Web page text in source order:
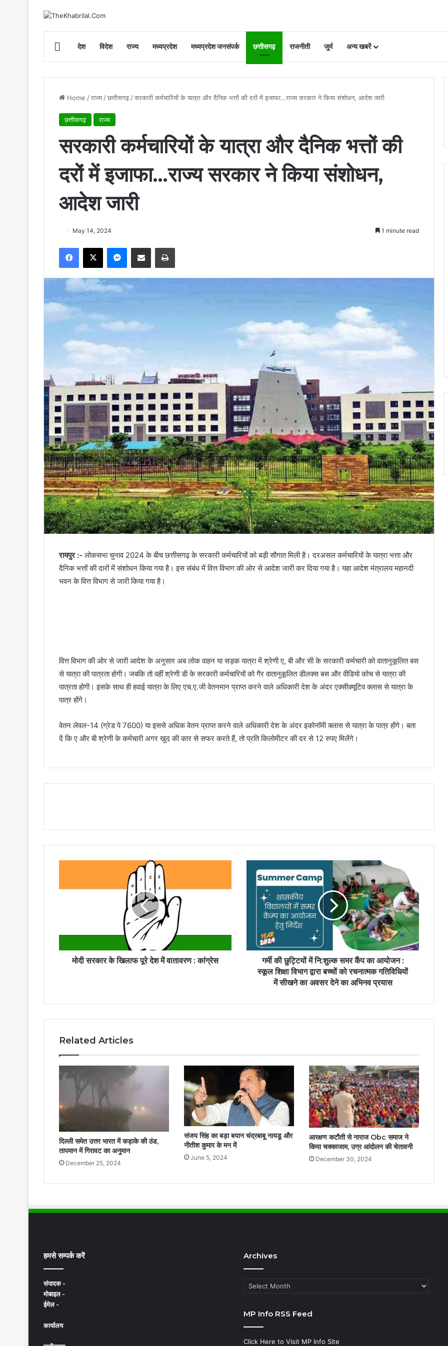
Homeदेश विदेश राज्य मध्यप्रदेश मध्यप्रदेश जनसंपर्क छत्तीसगढ़ राजनीती जुर्म अन्य खबरें
Home /राज्य /छत्तीसगढ़ /सरकारी कर्मचारियों के यात्रा और दैनिक भत्तों की दरों में इजाफा…राज्य सरकार ने किया संशोधन, आदेश जारी
छत्तीसगढ़ राज्य
सरकारी कर्मचारियों के यात्रा और दैनिक भत्तों की
दरों में इजाफा…राज्य सरकार ने किया संशोधन,
आदेश जारी
May 14, 2024 1 minute read
रायपुर :-लोकसभा चुनाव 2024 के बीच छत्तीसगढ़ के सरकारी कर्मचारियों को बड़ी सौगात मिली है। दरअसल कर्मचारियों के यात्रा भत्ता और
दैनिक भत्तों की दारों में संशोधन किया गया है। इस संबंध में वित्त विभाग की ओर से आदेश जारी कर दिया गया है। यहा आदेश मंत्रालय महानदी
भवन के वित्त विभाग से जारी किया गया है।
वित्त विभाग की ओर से जारी आदेश के अनुसार अब लोक वाहन या सड़क यात्रा में श्रेणी ए, बी और सी के सरकारी कर्मचारी को वातानुकूलित बस
से यात्रा की पात्रता होगी। जबकि तो वहीं श्रेणी डी के सरकारी कर्मचारियों को गैर वातानुकूलित डीलक्स बस और वीडियो कोच से यात्रा की
पात्रता होगी। इसके साथ ही हवाई यात्रा के लिए एच.ए.जी वेतनमान प्राप्त करने वाले अधिकारी देश के अंदर एक्सीक्यूटिव क्लास से यात्रा के
पात्र होंगे।
वेतन लेवल-14 (ग्रेड पे 7600) या इससे अधिक वेतन प्राप्त करने वाले अधिकारी देश के अंदर इकोनॉमी क्लास से यात्रा के पात्र होंगे। बता
दें कि ए और बी श्रेणी के कर्मचारी अगर खुद की कार से सफर करते हैं, तो प्रति किलोमीटर की दर से 12 रुपए मिलेंगे।
o
e
a
n
g
मोदी सरकार के खिलाफ पूरे देश में वातावरण : कांग्रेस
गर्मी की छुट्टियों में नि:शुल्क समर कैंप का आयोजन :
स्कूल शिक्षा विभाग द्वारा बच्चों को रचनात्मक गतिविधियों
में सीखने का अवसर देने का अभिनव प्रयास
Related Articles
दिल्ली समेत उत्तर भारत में कड़ाके की ठंड,
तापमान में गिरावट का अनुमान
December 25, 2024
संजय सिंह का बड़ा बयान चंद्रबाबू नायडू और
नीतीश कुमार के मन में
June 5, 2024
आरक्षण कटौती से नाराज Obc समाज ने
किया चक्काजाम, उग्र आंदोलन की चेतावनी
December 30, 2024
हमसे सम्पर्क करें
संपादक -
मोबाइल -
ईमेल -
कार्यालय
Archives
Archives
MP Info RSS Feed
Click Here to Visit MP Info Site